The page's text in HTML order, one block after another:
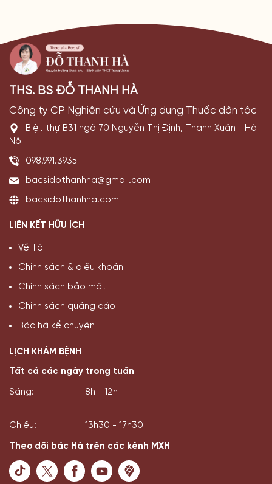
THS. BS ĐỖ THANH HÀ
Công ty CP Nghiên cứu và Ứng dụng Thuốc dân tộc
Biệt thự B31 ngõ 70 Nguyễn Thị Định, Thanh Xuân - Hà
Nội
098.991.3935
bacsidothanhha@gmail.com
bacsidothanhha.com
LIÊN KẾT HỮU ÍCH
Về Tôi
Chính sách & điều khoản
Chính sách bảo mật
Chính sách quảng cáo
Bác hà kể chuyện
LỊCH KHÁM BỆNH
Tất cả các ngày trong tuần
Sáng: 8h - 12h
Chiều: 13h30 - 17h30
Theo dõi bác Hà trên các kênh MXH